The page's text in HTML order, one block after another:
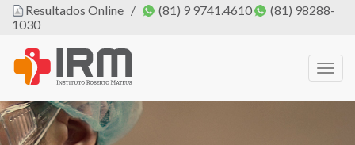
Resultados Online / (81) 9 9741.4610
(81) 98288-
1030